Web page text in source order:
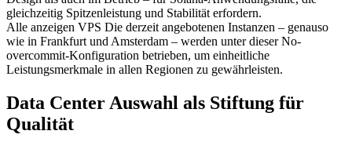
gleichzeitig Spitzenleistung und Stabilität erfordern.
Alle anzeigen VPS Die derzeit angebotenen Instanzen – genauso
wie in Frankfurt und Amsterdam – werden unter dieser No-
overcommit-Konfiguration betrieben, um einheitliche
Leistungsmerkmale in allen Regionen zu gewährleisten.
Data Center Auswahl als Stiftung für
Qualität